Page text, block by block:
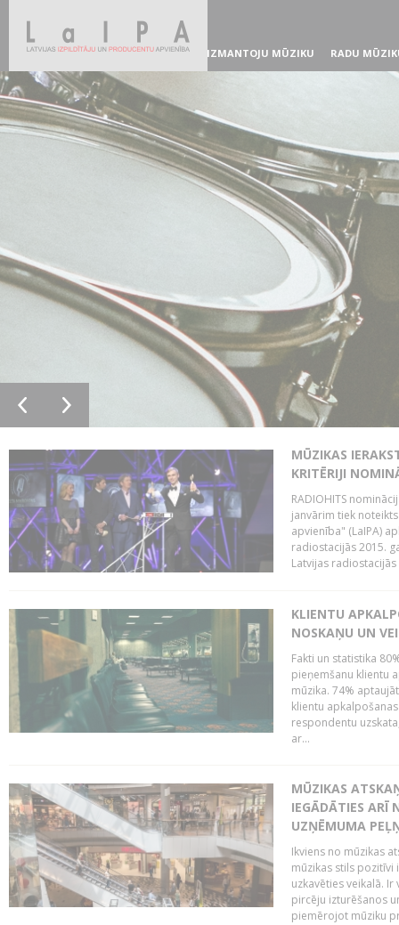
IZMANTOJU MŪZIKU RADU
MŪZIKAS
KRITĒRIJI
RADIOHITS
janvārim tiek
apvienība" (LaIPA)
radiostacijās 2015.
Latvijas
KLIENTU
NOSKAŅU UN
Fakti un statistika
pieņemšanu klientu
mūzika. 74%
klientu
respondentu
ar...
MŪZIKAS
IEGĀDĀTIES ARĪ
UZŅĒMUMA
Ikviens no mūzikas
mūzikas stils pozitīvi
uzkavēties veikalā.
pircēju izturēšanos
piemērojot mūziku